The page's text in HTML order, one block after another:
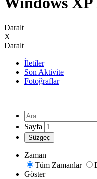
Daralt
X
Daralt
İletiler
Son Aktivite
Fotoğraflar
Sayfa
Süzgeç
Zaman
Tüm Zamanlar
Göster